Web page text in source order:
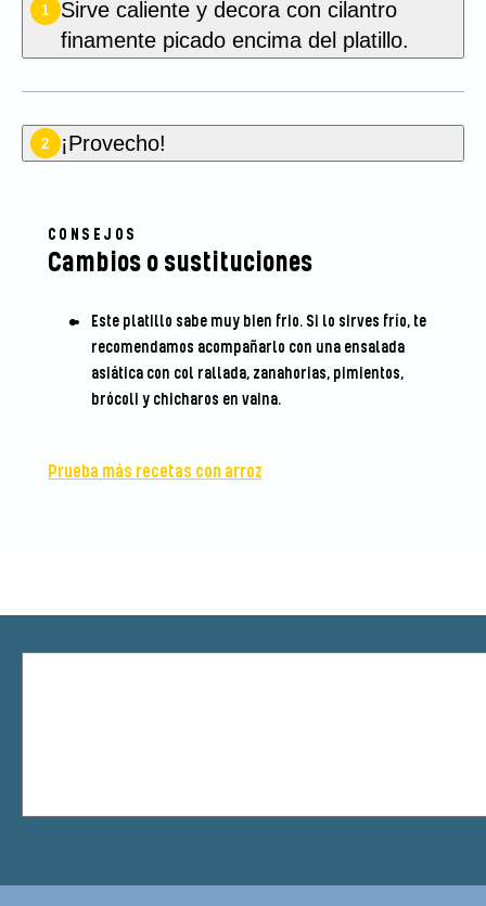
1
Sirve caliente y decora con cilantro
finamente picado encima del platillo.
2 ¡Provecho!
CONSEJOS
Cambios o sustituciones
Este platillo sabe muy bien frio. Si lo sirves frío, te
recomendamos acompañarlo con una ensalada
asiática con col rallada, zanahorias, pimientos,
brócoli y chicharos en vaina.
Prueba más recetas con arroz